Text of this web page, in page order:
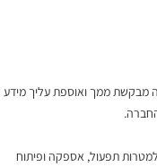
ממך ואוספת עליך מידע
תפעול, אספקה ופיתוח